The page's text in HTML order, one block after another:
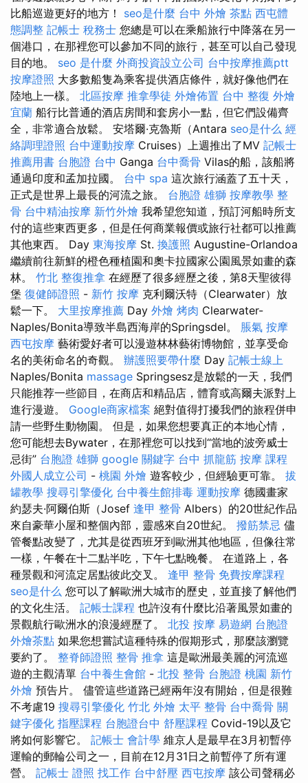
比船巡遊更好的地方！ seo是什麼 台中 外燴 茶點 西屯體
態調整 記帳士 稅務士 您總是可以在乘船旅行中降落在另一
個港口，在那裡您可以參加不同的旅行，甚至可以自己發現
目的地。 seo 是什麼 外商投資設立公司 台中按摩推薦ptt
按摩證照 大多數船隻為乘客提供酒店條件，就好像他們在
陸地上一樣。 北區按摩 推拿學徒 外燴佈置 台中 整復 外燴
宜蘭 船行比普通的酒店房間和套房小一點，但它們設備齊
全，非常適合放鬆。 安塔爾·克魯斯（Antara seo是什么 經
絡調理證照 台中運動按摩 Cruises）上週推出了MV 記帳士
推薦用書 台胞證 台中 Ganga 台中喬骨 Vilas的船，該船將
通過印度和孟加拉國。 台中 spa 這次旅行涵蓋了五十天，
正式是世界上最長的河流之旅。 台胞證 雄獅 按摩教學 整
骨 台中精油按摩 新竹外燴 我希望您知道，預訂河船時所支
付的這些東西更多，但是任何商業報價或旅行社都可以推薦
其他東西。 Day 東海按摩 St. 換護照 Augustine-Orlandoa
繼續前往新鮮的橙色種植園和奧卡拉國家公園風景如畫的森
林。 竹北 整復推拿 在經歷了很多經歷之後，第8天聖彼得
堡 復健師證照 - 新竹 按摩 克利爾沃特（Clearwater）放
鬆一下。 大里按摩推薦 Day 外燴 烤肉 Clearwater-
Naples/Bonita導致半島西海岸的Springsdel。 脹氣 按摩
西屯按摩 藝術愛好者可以漫遊林林藝術博物館，並享受命
名的美術命名的奇觀。 辦護照要帶什麼 Day 記帳士線上
Naples/Bonita massage Springsesz是放鬆的一天，我們
只能推荐一些節目，在商店和精品店，體育或高爾夫派對上
進行漫遊。 Google商家檔案 絕對值得打擾我們的旅程併申
請一些野生動物園。 但是，如果您想要真正的本地心情，
您可能想去Bywater，在那裡您可以找到“當地的波旁威士
忌街” 台胞證 雄獅 google 關鍵字 台中 抓龍筋 按摩 課程
外國人成立公司 - 桃園 外燴 遊客較少，但經驗更可靠。 拔
罐教學 搜尋引擎優化 台中養生館排毒 運動按摩 德國畫家
約瑟夫·阿爾伯斯（Josef 逢甲 整骨 Albers）的20世紀作品
來自豪華小屋和整個內部，靈感來自20世紀。 撥筋禁忌 儘
管餐點改變了，尤其是從西班牙到歐洲其他地區，但像往常
一樣，午餐在十二點半吃，下午七點晚餐。 在道路上，各
種景觀和河流定居點彼此交叉。 逢甲 整骨 免費按摩課程
seo是什么 您可以了解歐洲大城市的歷史，並直接了解他們
的文化生活。 記帳士課程 也許沒有什麼比沿著風景如畫的
景觀航行歐洲水的浪漫經歷了。 北投 按摩 易遊網 台胞證
外燴茶點 如果您想嘗試這種特殊的假期形式，那麼該瀏覽
要約了。 整脊師證照 整骨 推拿 這是歐洲最美麗的河流巡
遊的主觀清單 台中養生會館 - 北投 整骨 台胞證 桃園 新竹
外燴 預告片。 儘管這些道路已經兩年沒有開始，但是很難
不考慮19 搜尋引擎優化 竹北 外燴 太平 整骨 台中喬骨 關
鍵字優化 指壓課程 台胞證台中 舒壓課程 Covid-19以及它
將如何影響它。 記帳士 會計學 維京人是最早在3月初暫停
運輸的郵輪公司之一，目前在12月31日之前暫停了所有運
營。 記帳士 證照 找工作 台中舒壓 西屯按摩 該公司聲稱必